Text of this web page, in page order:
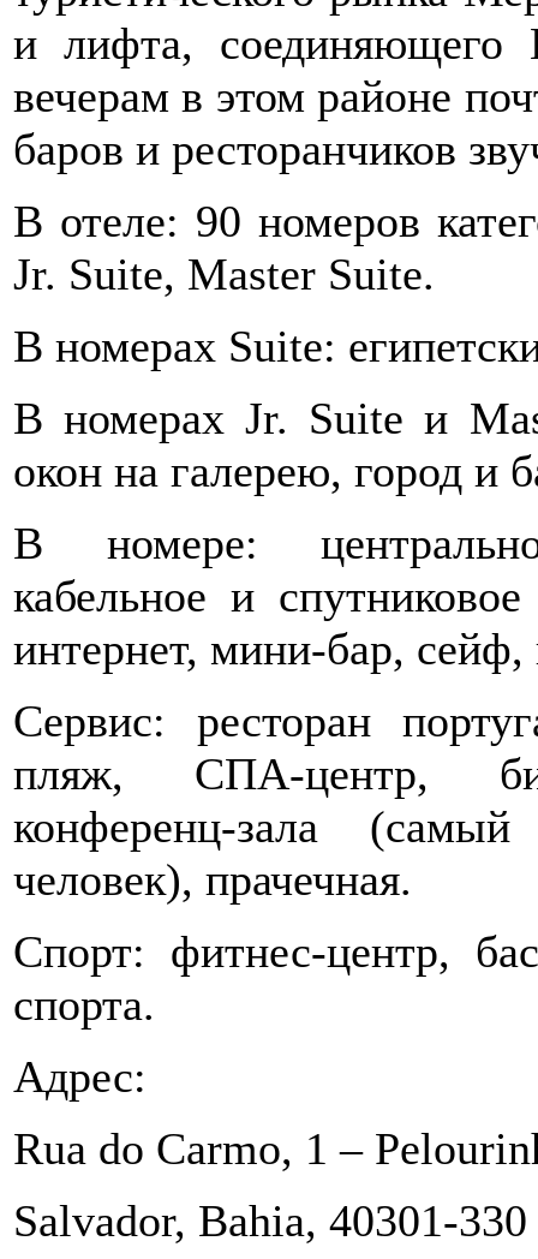
и лифта,
вечерам в этом районе
баров и ресторанчиков
В отеле: 90 номеров
Jr. Suite, Master Suite.
В номерах Suite:
В номерах Jr. Suite и
окон на галерею, город и
В номере:
кабельное и
интернет, мини-бар,
Сервис: ресторан
пляж, СПА-центр,
конференц-зала
человек), прачечная.
Спорт: фитнес-центр,
спорта.
Адрес:
Rua do Carmo, 1 –
Salvador, Bahia, 40301-